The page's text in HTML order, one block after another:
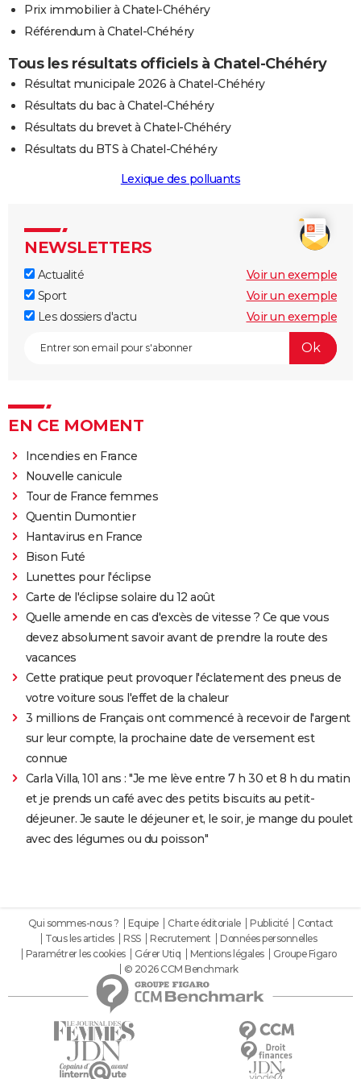
Prix immobilier à Chatel-Chéhéry
Référendum à Chatel-Chéhéry
Tous les résultats officiels à Chatel-Chéhéry
Résultat municipale 2026 à Chatel-Chéhéry
Résultats du bac à Chatel-Chéhéry
Résultats du brevet à Chatel-Chéhéry
Résultats du BTS à Chatel-Chéhéry
Lexique des polluants
NEWSLETTERS
Actualité
Voir un exemple
Sport
Voir un exemple
Les dossiers d'actu
Voir un exemple
EN CE MOMENT
Incendies en France
Nouvelle canicule
Tour de France femmes
Quentin Dumontier
Hantavirus en France
Bison Futé
Lunettes pour l'éclipse
Carte de l'éclipse solaire du 12 août
Quelle amende en cas d'excès de vitesse ? Ce que vous
devez absolument savoir avant de prendre la route des
vacances
Cette pratique peut provoquer l'éclatement des pneus de
votre voiture sous l'effet de la chaleur
3 millions de Français ont commencé à recevoir de l'argent
sur leur compte, la prochaine date de versement est
connue
Carla Villa, 101 ans : "Je me lève entre 7 h 30 et 8 h du matin
et je prends un café avec des petits biscuits au petit-
déjeuner. Je saute le déjeuner et, le soir, je mange du poulet
avec des légumes ou du poisson"
Qui sommes-nous ? Equipe Charte éditoriale Publicité
Contact
Tous les articles
RSS Recrutement
Données personnelles
Paramétrer les cookies
Gérer Utiq Mentions légales
Groupe Figaro
© 2026 CCM Benchmark